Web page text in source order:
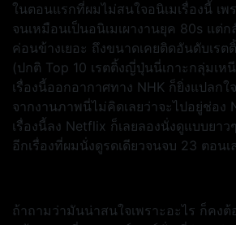
ในตอนแรกที่ผมไม่สนใจอนิเมเรื่องนี้ เพ
จนเหมือนเป็นอนิเมเผางานยุค 80s แต่
ค่อนข้างเยอะ ถึงขนาดเคยติดอันดับเรต
(ปกติ Top 10 เรตติ้งญี่ปุ่นนี่เกาะกลุ่มเห
เรื่องนี้ออกอากาศทาง NHK ก็ยิ่งแปลกใ
จากงานภาพนี่ไม่คิดเลยว่าจะไปอยู่ช่อง
เรื่องนี้ลง Netflix ก็เลยลองนั่งดูแบบยา
อีกเรื่องที่ผมนั่งดูรดเดียวจนจบ 23 ตอนเ
ถ้าถามว่ามันน่าสนใจเพราะอะไร ก็คง